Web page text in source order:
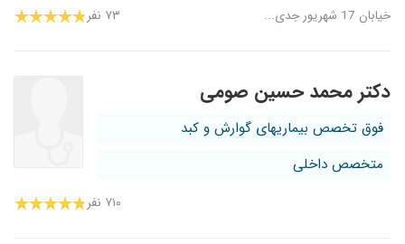
خیابان 17 شهریور جدی... ۷۳ نفر
دکتر محمد حسین صومی
فوق تخصص بیماریهای گوارش و کبد
متخصص داخلی
۷۱۰ نفر